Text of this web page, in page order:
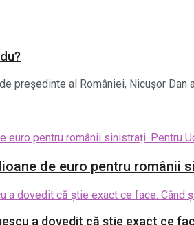
președinte al României, Nicușor Dan
de euro pentru românii
a dovedit că știe exact ce